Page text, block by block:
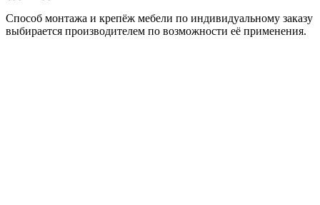
Способ монтажа и крепёж мебели по индивидуальному заказу
выбирается производителем по возможности её применения.